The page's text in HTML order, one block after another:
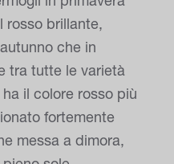
rosso brillante,
che in
tra tutte le varietà
il colore rosso più
fortemente
messa a dimora,